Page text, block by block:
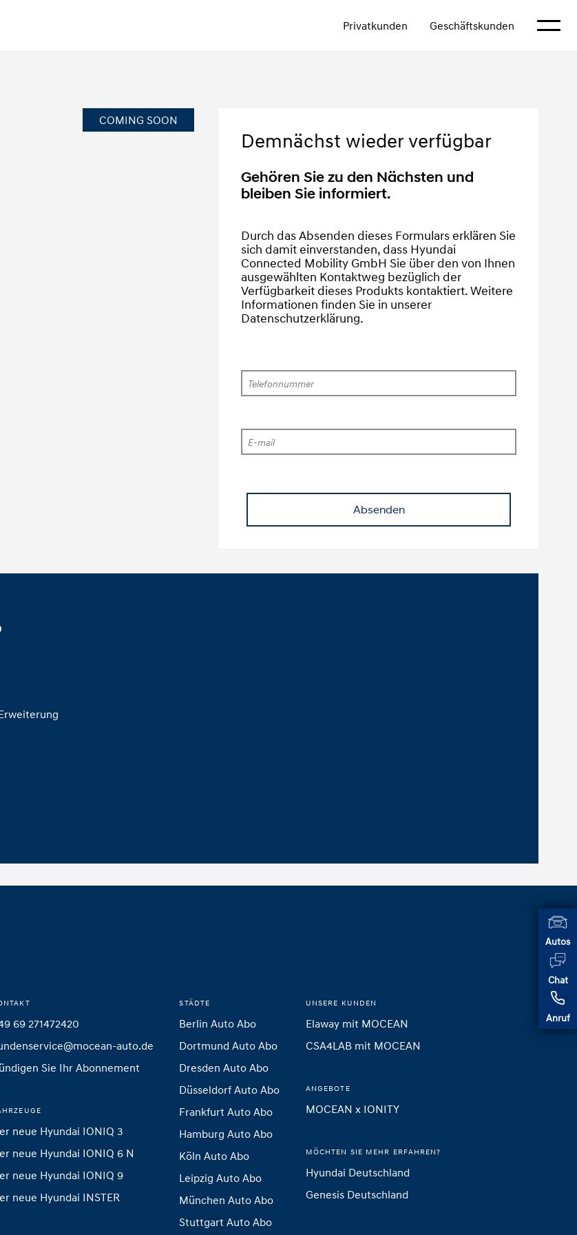
Autos
Chat
Anruf
Privatkunden Geschäftskunden Mehr
COMING SOON
Demnächst wieder verfügbar
Gehören Sie zu den Nächsten und
bleiben Sie informiert.
Durch das Absenden dieses Formulars erklären Sie
sich damit einverstanden, dass Hyundai
Connected Mobility GmbH Sie über den von Ihnen
ausgewählten Kontaktweg bezüglich der
Verfügbarkeit dieses Produkts kontaktiert. Weitere
Informationen finden Sie in unserer
Datenschutzerklärung.
Telefonnummer
E-mail
Absenden
69 271472420
auto.de
Sie Ihr Abonnement
neue Hyundai IONIQ 3
neue Hyundai IONIQ 6 N
neue Hyundai IONIQ 9
neue Hyundai INSTER
STÄDTE
Berlin Auto Abo
Dortmund Auto Abo
Dresden Auto Abo
Düsseldorf Auto Abo
Frankfurt Auto Abo
Hamburg Auto Abo
Köln Auto Abo
Leipzig Auto Abo
München Auto Abo
Stuttgart Auto Abo
UNSERE KUNDEN
Elaway mit MOCEAN
CSA4LAB mit MOCEAN
ANGEBOTE
MOCEAN x IONITY
MÖCHTEN SIE MEHR ERFAHREN?
Hyundai Deutschland
Genesis Deutschland